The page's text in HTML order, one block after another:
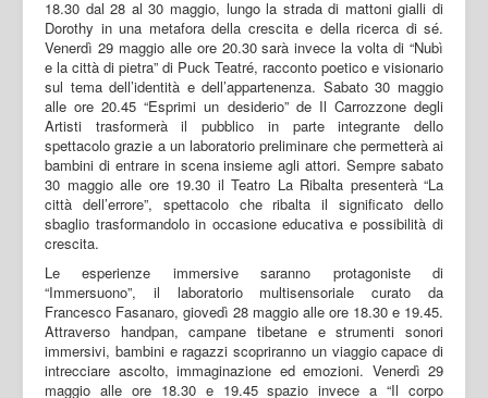
18.30 dal 28 al 30 maggio, lungo la strada di mattoni gialli di
Dorothy in una metafora della crescita e della ricerca di sé.
Venerdì 29 maggio alle ore 20.30 sarà invece la volta di “Nubì
e la città di pietra” di Puck Teatré, racconto poetico e visionario
sul tema dell’identità e dell’appartenenza. Sabato 30 maggio
alle ore 20.45 “Esprimi un desiderio” de Il Carrozzone degli
Artisti trasformerà il pubblico in parte integrante dello
spettacolo grazie a un laboratorio preliminare che permetterà ai
bambini di entrare in scena insieme agli attori. Sempre sabato
30 maggio alle ore 19.30 il Teatro La Ribalta presenterà “La
città dell’errore”, spettacolo che ribalta il significato dello
sbaglio trasformandolo in occasione educativa e possibilità di
crescita.
Le esperienze immersive saranno protagoniste di
“Immersuono”, il laboratorio multisensoriale curato da
Francesco Fasanaro, giovedì 28 maggio alle ore 18.30 e 19.45.
Attraverso handpan, campane tibetane e strumenti sonori
immersivi, bambini e ragazzi scopriranno un viaggio capace di
intrecciare ascolto, immaginazione ed emozioni. Venerdì 29
maggio alle ore 18.30 e 19.45 spazio invece a “Il corpo